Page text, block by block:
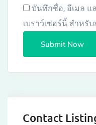
บันทึกชื่อ, อีเมล แ
เบราว์เซอร์นี้ สำหรั
Contact